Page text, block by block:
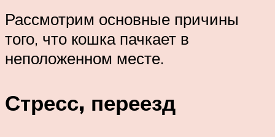
Рассмотрим основные причины
того, что кошка пачкает в
неположенном месте.
Стресс, переезд